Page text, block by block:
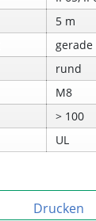
5 m
gerade
rund
M8
> 100
UL
Drucken